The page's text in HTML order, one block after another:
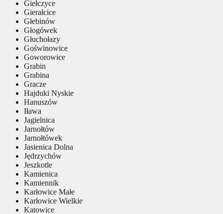
Giełczyce
Gierałcice
Głebinów
Głogówek
Głuchołazy
Goświnowice
Goworowice
Grabin
Grabina
Gracze
Hajduki Nyskie
Hanuszów
Iława
Jagielnica
Jarnołtów
Jarnołtówek
Jasienica Dolna
Jędrzychów
Jeszkotle
Kamienica
Kamiennik
Karłowice Małe
Karłowice Wielkie
Katowice